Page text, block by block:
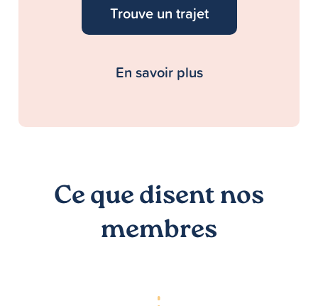
Trouve un trajet
En savoir plus
Ce que disent nos
membres